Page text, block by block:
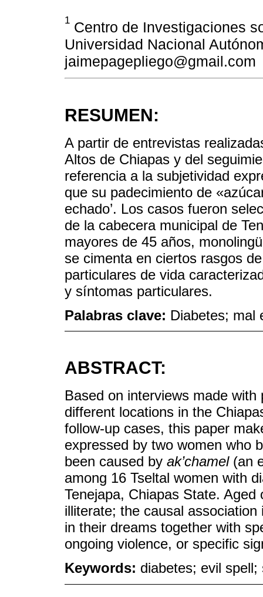
1 Centro de Investigaciones
Universidad Nacional
jaimepagepliego@gmail.com
RESUMEN:
A partir de entrevistas
Altos de Chiapas y del
referencia a la subjetividad
que su padecimiento de
echado’. Los casos fueron
de la cabecera municipal de
mayores de 45 años,
se cimenta en ciertos rasgos
particulares de vida
y síntomas particulares.
Palabras clave: Diabetes; mal
ABSTRACT:
Based on interviews made
different locations in the
follow-up cases, this paper
expressed by two women who
been caused by ak’chamel(an
among 16 Tseltal women with
Tenejapa, Chiapas State.
illiterate; the causal
in their dreams together with
ongoing violence, or specific
Keywords: diabetes; evil spell;